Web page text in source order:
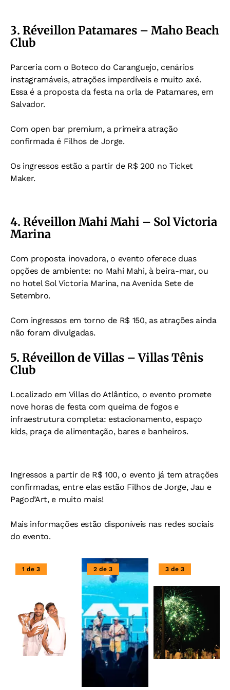
3. Réveillon Patamares – Maho Beach
Club
Parceria com o Boteco do Caranguejo, cenários
instagramáveis, atrações imperdíveis e muito axé.
Essa é a proposta da festa na orla de Patamares, em
Salvador.
Com open bar premium, a primeira atração
confirmada é Filhos de Jorge.
Os ingressos estão a partir de R$ 200 no Ticket
Maker.
4. Réveillon Mahi Mahi – Sol Victoria
Marina
Com proposta inovadora, o evento oferece duas
opções de ambiente: no Mahi Mahi, à beira-mar, ou
no hotel Sol Victoria Marina, na Avenida Sete de
Setembro.
Com ingressos em torno de R$ 150, as atrações ainda
não foram divulgadas.
5. Réveillon de Villas – Villas Tênis
Club
Localizado em Villas do Atlântico, o evento promete
nove horas de festa com queima de fogos e
infraestrutura completa: estacionamento, espaço
kids, praça de alimentação, bares e banheiros.
Ingressos a partir de R$ 100, o evento já tem atrações
confirmadas, entre elas estão Filhos de Jorge, Jau e
Pagod’Art, e muito mais!
Mais informações estão disponíveis nas redes sociais
do evento.
1 de 3 2 de 3 3 de 3